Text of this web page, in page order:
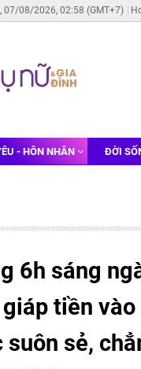
07/08/2026, 02:58 (GMT+7)
- HÔN NHÂN ĐỜI
6h sáng
tiền
suôn sẻ,